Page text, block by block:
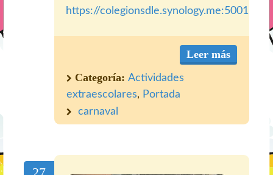
https://colegionsdle.synology.me:5001/
Leer más
Categoría: Actividades
extraescolares, Portada
carnaval